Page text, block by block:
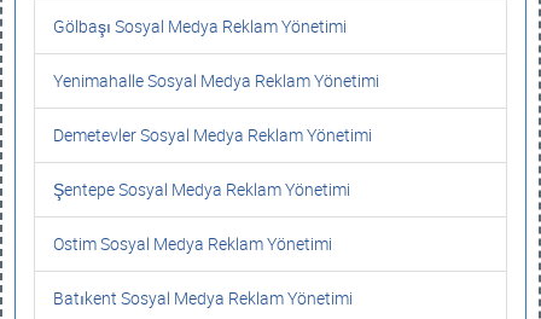
Gölbaşı Sosyal Medya Reklam Yönetimi
Yenimahalle Sosyal Medya Reklam Yönetimi
Demetevler Sosyal Medya Reklam Yönetimi
Şentepe Sosyal Medya Reklam Yönetimi
Ostim Sosyal Medya Reklam Yönetimi
Batıkent Sosyal Medya Reklam Yönetimi